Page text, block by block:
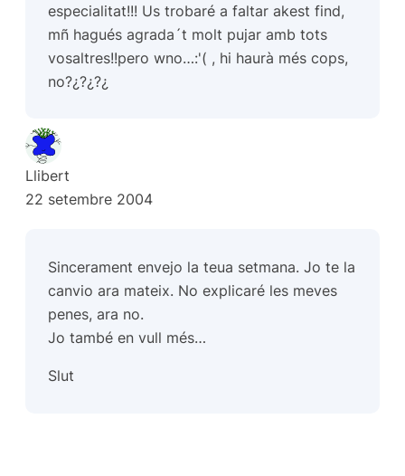
especialitat!!! Us trobaré a faltar akest find,
mñ hagués agrada´t molt pujar amb tots
vosaltres!!pero wno…:'( , hi haurà més cops,
no?¿?¿?¿
Llibert
22 setembre 2004
Sincerament envejo la teua setmana. Jo te la
canvio ara mateix. No explicaré les meves
penes, ara no.
Jo també en vull més…
Slut